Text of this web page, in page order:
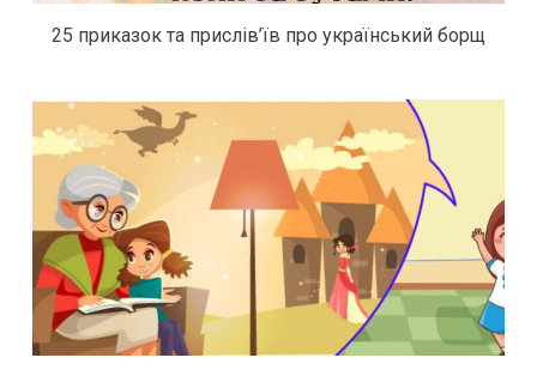
25 приказок та прислів’їв про український борщ